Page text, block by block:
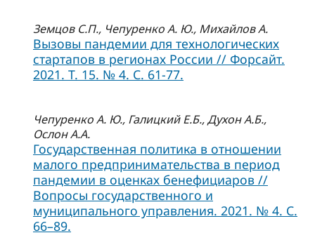
Земцов С.П., Чепуренко А. Ю., Михайлов А.
Вызовы пандемии для технологических
стартапов в регионах России // Форсайт.
2021. Т. 15. № 4. С. 61-77.
Чепуренко А. Ю., Галицкий Е.Б., Духон А.Б.,
Ослон А.А.
Государственная политика в отношении
малого предпринимательства в период
пандемии в оценках бенефициаров //
Вопросы государственного и
муниципального управления. 2021. № 4. С.
66–89.